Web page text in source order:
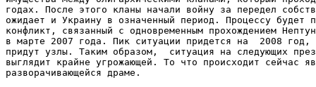
годах. После этого кланы начали войну за передел
ожидает и Украину в означенный период. Процессу будет
конфликт, связанный с одновременным прохождением
в марте 2007 года. Пик ситуации придется на  2008 год,
придут узлы. Таким образом,  ситуация на следующих
выглядит крайне угрожающей. То что происходит сейчас
разворачивающейся драме.